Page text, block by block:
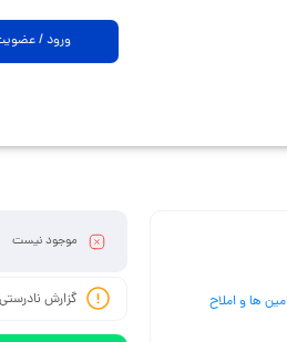
ورود /
ها و املاح
موجود نیست
گزارش